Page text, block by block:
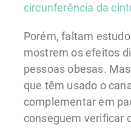
circunferência da
Porém, faltam
mostrem os efeitos
pessoas obesas.
que têm usado o
complementar em
conseguem verificar